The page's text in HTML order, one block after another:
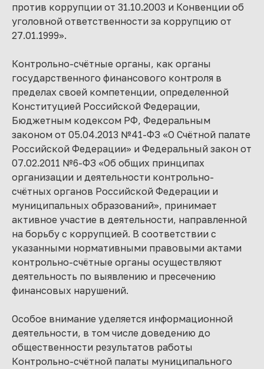
против коррупции от 31.10.2003 и Конвенции об
уголовной ответственности за коррупцию от
27.01.1999».
Контрольно-счётные органы, как органы
государственного финансового контроля в
пределах своей компетенции, определенной
Конституцией Российской Федерации,
Бюджетным кодексом РФ, Федеральным
законом от 05.04.2013 №41-ФЗ «О Счётной палате
Российской Федерации» и Федеральный закон от
07.02.2011 №6-ФЗ «Об общих принципах
организации и деятельности контрольно-
счётных органов Российской Федерации и
муниципальных образований», принимает
активное участие в деятельности, направленной
на борьбу с коррупцией. В соответствии с
указанными нормативными правовыми актами
контрольно-счётные органы осуществляют
деятельность по выявлению и пресечению
финансовых нарушений.
Особое внимание уделяется информационной
деятельности, в том числе доведению до
общественности результатов работы
Контрольно-счётной палаты муниципального